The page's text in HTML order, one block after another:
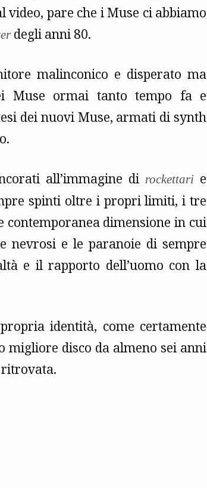
video, pare che i Muse ci abbiamo
degli anni 80.
malinconico e disperato ma
Muse ormai tanto tempo fa e
dei nuovi Muse, armati di synth
all’immagine di rockettari e
spinti oltre i propri limiti, i tre
dimensione in cui
nevrosi e le paranoie di sempre
e il rapporto dell’uomo con la
identità, come certamente
migliore disco da almeno sei anni
ritrovata.